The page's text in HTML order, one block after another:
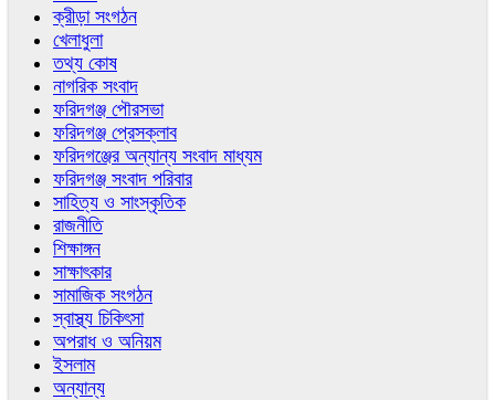
ক্রীড়া সংগঠন
খেলাধুলা
তথ্য কোষ
নাগরিক সংবাদ
ফরিদগঞ্জ পৌরসভা
ফরিদগঞ্জ প্রেসক্লাব
ফরিদগঞ্জের অন্যান্য সংবাদ মাধ্যম
ফরিদগঞ্জ সংবাদ পরিবার
সাহিত্য ও সাংস্কৃতিক
রাজনীতি
শিক্ষাঙ্গন
সাক্ষাৎকার
সামাজিক সংগঠন
স্বাস্থ্য চিকিৎসা
অপরাধ ও অনিয়ম
ইসলাম
অন্যান্য